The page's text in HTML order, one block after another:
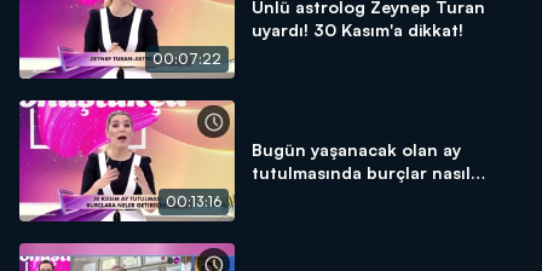
00:07:22
Ünlü astrolog Zeynep Turan
uyardı! 30 Kasım'a dikkat!
00:13:16
Bugün yaşanacak olan ay
tutulmasında burçlar nasıl